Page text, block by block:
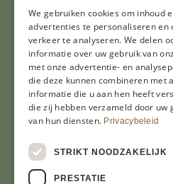
Al onze prijzen
© Copyright 2026 Limburgs
website
We gebruiken cookies om inhoud
advertenties te personaliseren en
verkeer te analyseren. We delen
informatie over uw gebruik van
met onze advertentie- en
die deze kunnen combineren met
informatie die u aan hen heeft
die zij hebben verzameld door uw
van hun diensten. Privacybeleid
STRIKT NOODZAKELIJK
PRESTATIE